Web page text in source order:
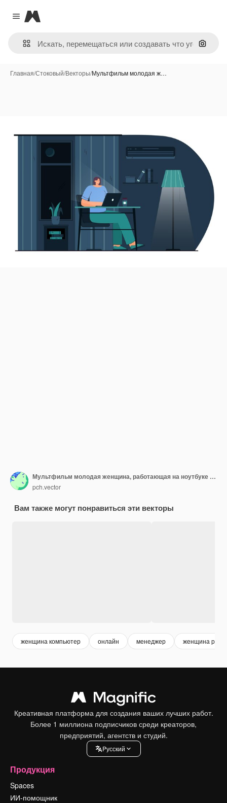
Close menu
Magnific
Поиск
Главная/Стоковый/Векторы/Мультфильм молодая ж…
Мультфильм молодая женщина, работающая на ноутбуке в ночное время. Плоский рисунок
pch.vector
Вам также могут понравиться эти векторы
женщина компьютер онлайн менеджер женщина
Креативная платформа для создания ваших лучших работ.
Более 1 миллиона подписчиков среди креаторов,
предприятий, агентств и студий.
Pусский
Продукция
Spaces
ИИ-помощник